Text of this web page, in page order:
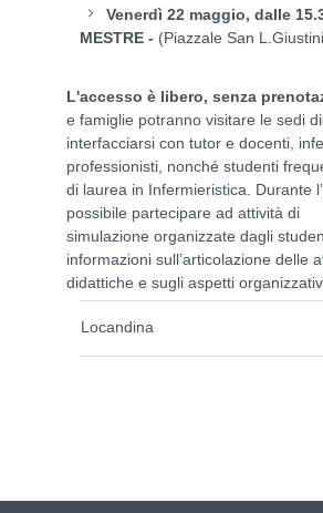
Venerdì 22 maggio, dalle
MESTRE - (Piazzale San
L'accesso è libero, senza
e famiglie potranno visitare le sedi
interfacciarsi con tutor e docenti,
professionisti, nonché studenti
di laurea in Infermieristica. Durante
possibile partecipare ad attività di
simulazione organizzate dagli
informazioni sull’articolazione delle
didattiche e sugli aspetti
Locandina